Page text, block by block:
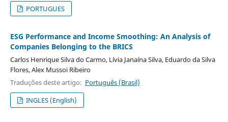
PORTUGUES
ESG Performance and Income Smoothing: An Analysis of
Companies Belonging to the BRICS
Carlos Henrique Silva do Carmo, Lívia Janaína Silva, Eduardo da Silva
Flores, Alex Mussoi Ribeiro
Traduções deste artigo: Português (Brasil)
INGLES (English)